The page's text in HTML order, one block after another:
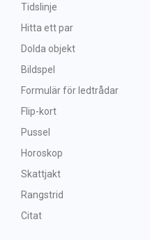
Tidslinje
Hitta ett par
Dolda objekt
Bildspel
Formulär för ledtrådar
Flip-kort
Pussel
Horoskop
Skattjakt
Rangstrid
Citat